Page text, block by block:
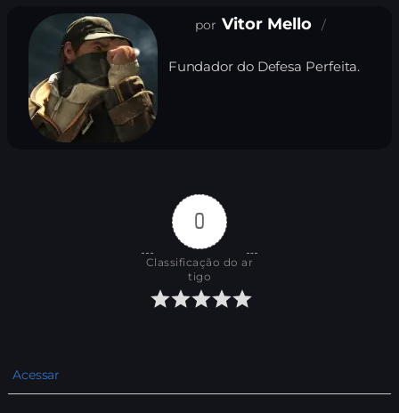
Vitor Mello
Fundador do Defesa Perfeita.
0
Classificação do ar
tigo
Acessar